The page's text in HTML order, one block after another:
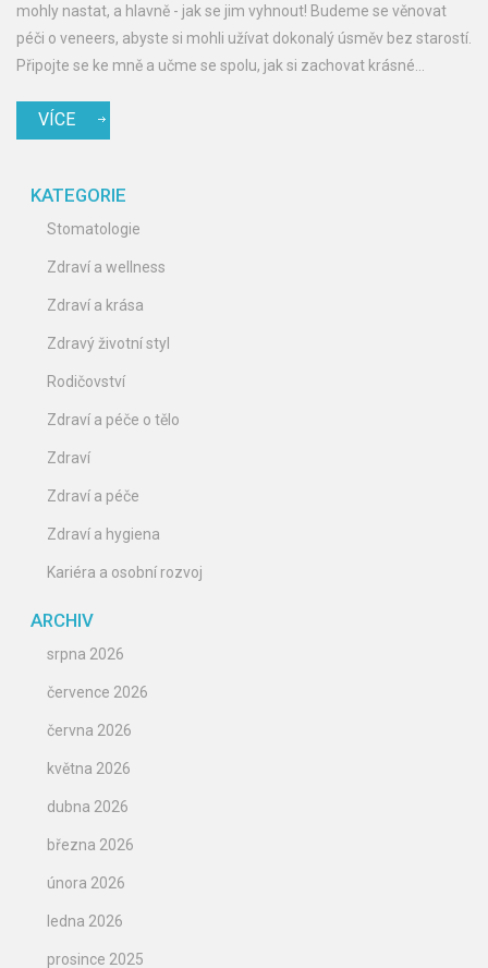
mohly nastat, a hlavně - jak se jim vyhnout! Budeme se věnovat
péči o veneers, abyste si mohli užívat dokonalý úsměv bez starostí.
Připojte se ke mně a učme se spolu, jak si zachovat krásné
VÍCE
KATEGORIE
Stomatologie
Zdraví a wellness
Zdraví a krása
Zdravý životní styl
Rodičovství
Zdraví a péče o tělo
Zdraví
Zdraví a péče
Zdraví a hygiena
Kariéra a osobní rozvoj
ARCHIV
srpna 2026
července 2026
června 2026
května 2026
dubna 2026
března 2026
února 2026
ledna 2026
prosince 2025